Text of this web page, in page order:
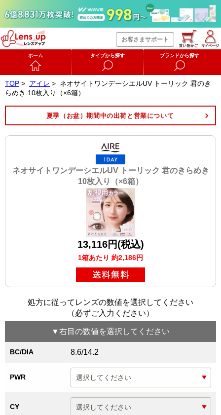
お客さまサポート
ホーム タイプから探す ブランドから探す
TOP > アイレ > ネオサイトワンデーシエルUV トーリック 君のき
らめき 10枚入り（×6箱）
夏季（お盆）期間中の出荷と営業について
ネオサイトワンデーシエルUV トーリック 君のきらめき
10枚入り（×6箱）
13,116円(税込)
1箱あたり 約2,186円
処方に従ってレンズの数値を選択してください
（必ずご入力ください）
▼右目 の数値を選択してください
BC/DIA 8.6/14.2
PWR
CY